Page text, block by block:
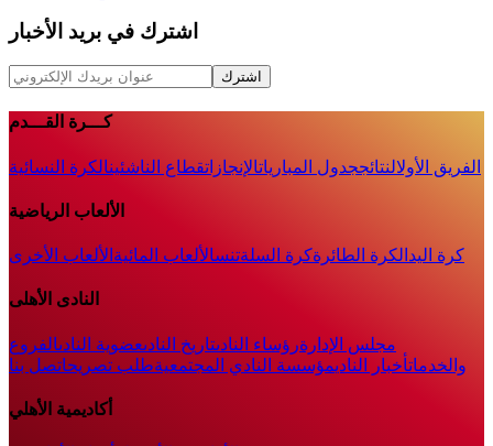
اشترك في بريد الأخبار
اشترك
كـــرة القـــدم
الفريق الأولالنتائججدول المبارياتالإنجازاتقطاع الناشئينالكرة النسائية
الألعاب الرياضية
كرة اليد الكرة الطائرةكرة السلةتنسالألعاب المائية الألعاب الأخرى
النادى الأهلى
مجلس الإدارةرؤساء النادىتاريخ النادىعضوية النادىالفروع
والخدماتأخبار الناديمؤسسة النادي المجتمعيةطلب تصريحاتصل بنا
أكاديمية الأهلي